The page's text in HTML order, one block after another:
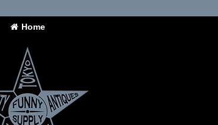
Home